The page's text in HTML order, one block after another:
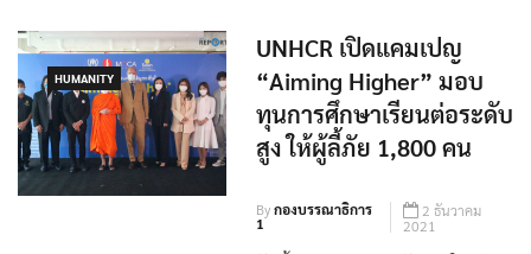
HUMANITY
UNHCR เปิดแคมเปญ
“Aiming Higher” มอบ
ทุนการศึกษาเรียนต่อระดับ
สูง ให้ผู้ลี้ภัย 1,800 คน
Byกองบรรณาธิการ
1
2 ธันวาคม
2021